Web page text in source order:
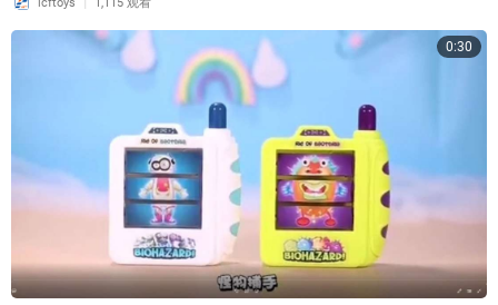
lcftoys 1,115 观看
0:30